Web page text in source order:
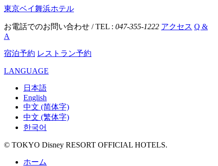
東京ベイ舞浜ホテル
お電話でのお問い合わせ / TEL : 047-355-1222 アクセス Q &
A
宿泊予約 レストラン予約
LANGUAGE
日本語
English
中文 (简体字)
中文 (繁体字)
한국어
© TOKYO Disney RESORT OFFICIAL HOTELS.
ホーム